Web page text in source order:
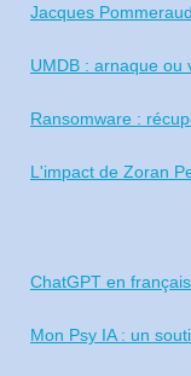
Jacques
UMDB : arnaque ou
Ransomware :
L'impact de Zoran
ChatGPT en français
Mon Psy IA : un